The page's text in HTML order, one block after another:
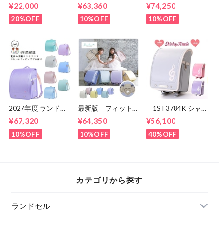
革 レディース DA-
1034131
¥22,000
20%OFF
ント CB25B02
男の子 セイバンの
ランドセル ６年間
¥63,360
10%OFF
タ Barbie ミルキ
ーウェイ
1BB7754K 女の
ドセル ６年間保
証 送料無料 無料
メンテナンス
¥74,250
10%OFF
2027年度 ランドセ
ィスイーツ 2027 く
るピタランドセル
くるぴた
¥67,320
10%OFF
最新版 フィットち
年くるピタ 楽ピ
タ 超ピカ やさし
さ+パステルシリー
¥64,350
10%OFF
1ST3784K シャ
ロディ ランドセ
ル マツマト 女の
子
¥56,100
40%OFF
カテゴリから探す
ランドセル